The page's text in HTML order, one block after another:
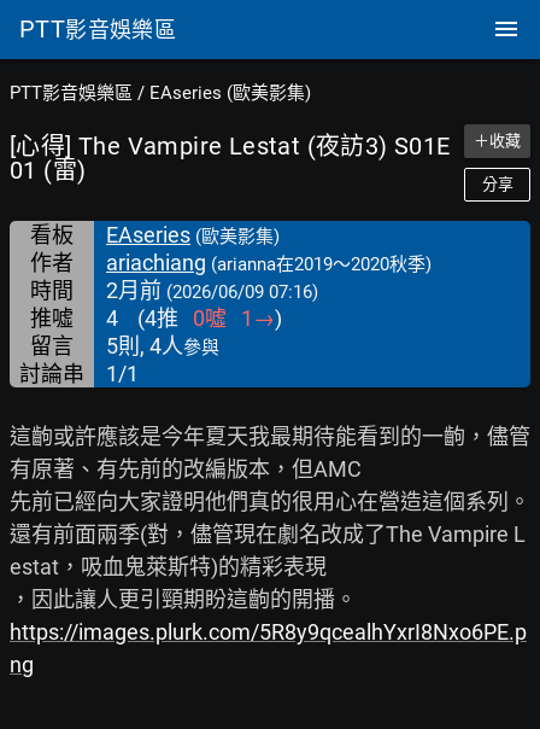
PTT影音娛樂區
PTT影音娛樂區 / EAseries (歐美影集)
[心得] The Vampire Lestat (夜訪3) S01E
01 (雷)
＋收藏
分享
看板 EAseries (歐美影集)
作者 ariachiang (arianna在2019～2020秋季)
時間 2月前 (2026/06/09 07:16)
推噓 4 (4推 0噓 1 →)
留言
5則, 4人參與
討論串 1/1
這齣或許應該是今年夏天我最期待能看到的一齣，儘管
有原著、有先前的改編版本，但AMC
先前已經向大家證明他們真的很用心在營造這個系列。
還有前面兩季(對，儘管現在劇名改成了The Vampire L
estat，吸血鬼萊斯特)的精彩表現
https://images.plurk.com/5R8y9qcealhYxrI8Nxo6PE.p
ng